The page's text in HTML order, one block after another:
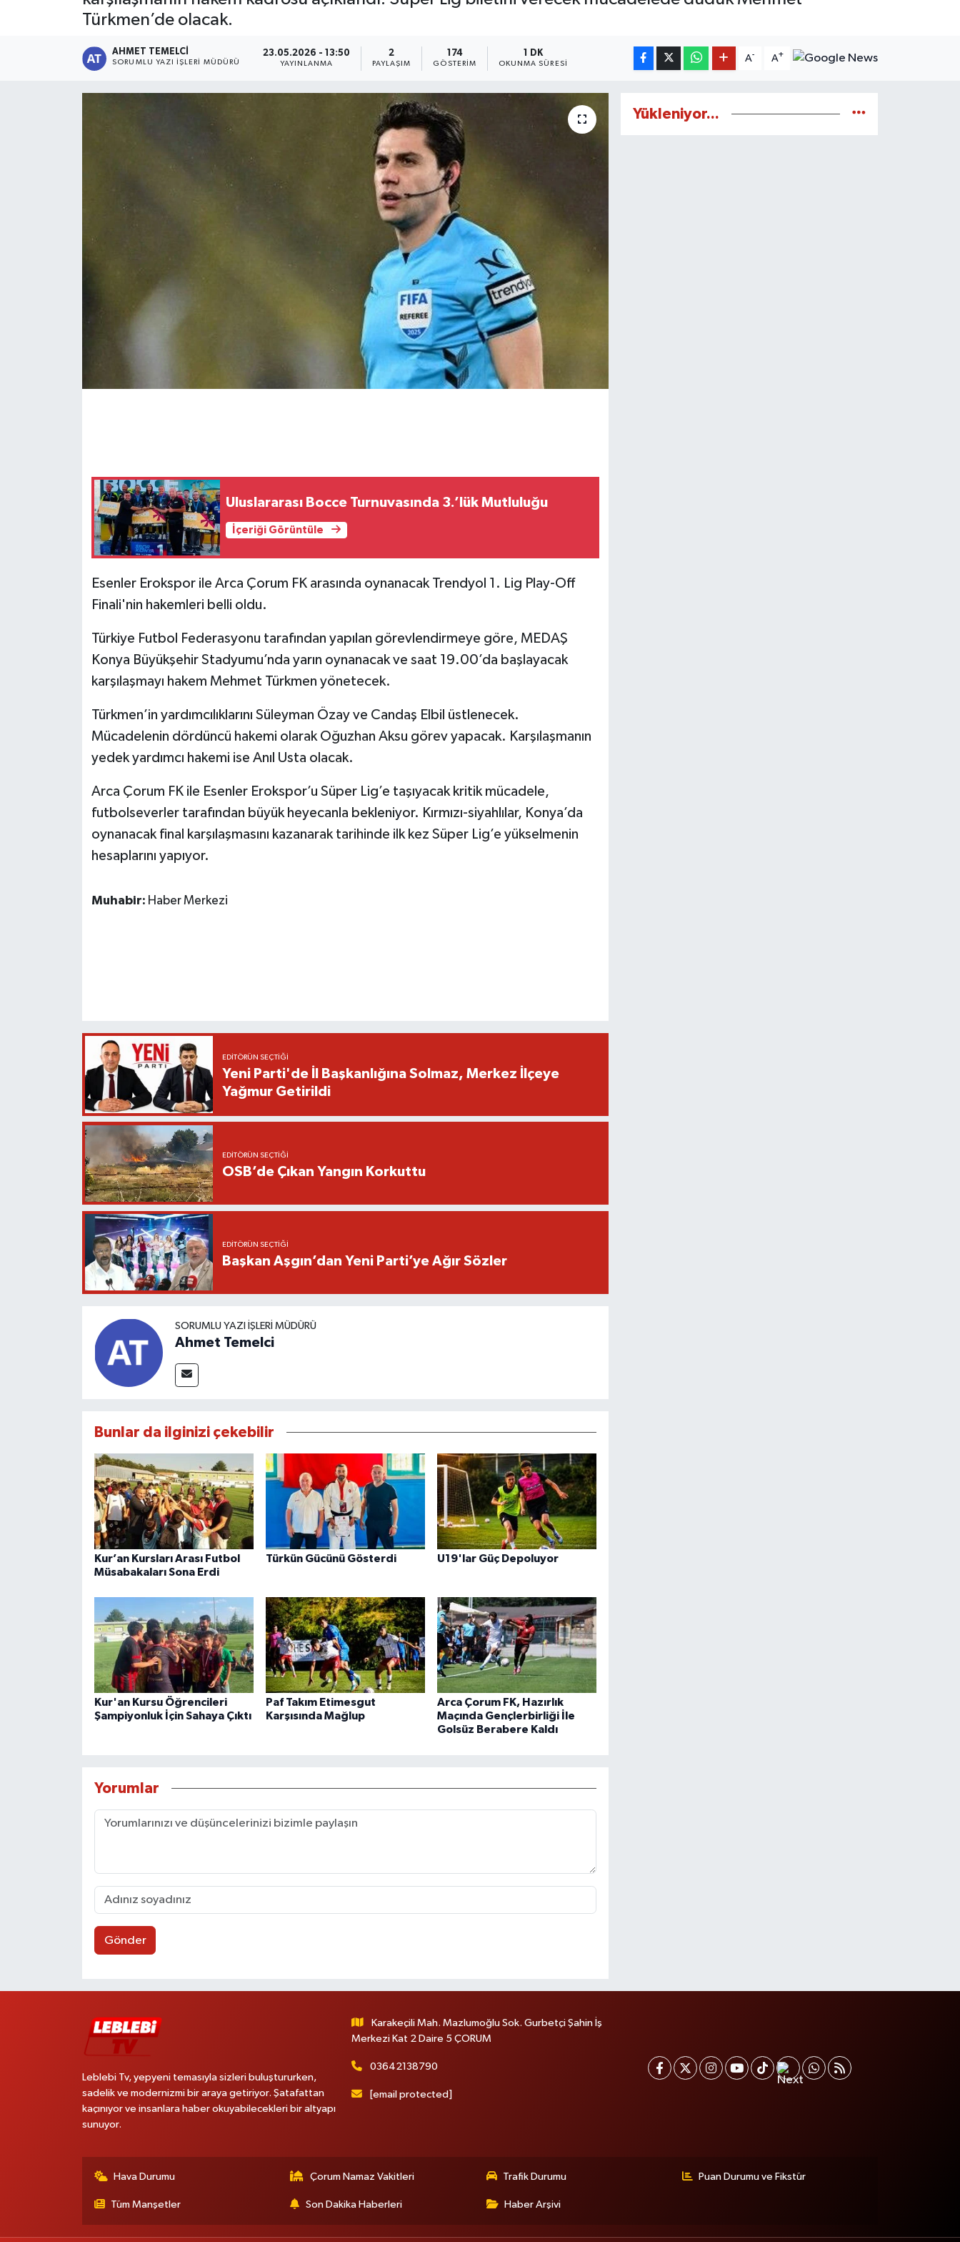
Türkmen’de olacak.
AHMET TEMELCI
SORUMLU YAZI İŞLERI MÜDÜRÜ
23.05.2026 - 13:50
YAYINLANMA
2
PAYLAŞIM
174
GÖSTERIM
1 DK
OKUNMA SÜRESI
A- A+
Uluslararası Bocce Turnuvasında 3.’lük Mutluluğu
İçeriği Görüntüle
Esenler Erokspor ile Arca Çorum FK arasında oynanacak Trendyol 1. Lig Play-Off
Finali'nin hakemleri belli oldu.
Türkiye Futbol Federasyonu tarafından yapılan görevlendirmeye göre, MEDAŞ
Konya Büyükşehir Stadyumu’nda yarın oynanacak ve saat 19.00’da başlayacak
karşılaşmayı hakem Mehmet Türkmen yönetecek.
Türkmen’in yardımcılıklarını Süleyman Özay ve Candaş Elbil üstlenecek.
Mücadelenin dördüncü hakemi olarak Oğuzhan Aksu görev yapacak. Karşılaşmanın
yedek yardımcı hakemi ise Anıl Usta olacak.
Arca Çorum FK ile Esenler Erokspor’u Süper Lig’e taşıyacak kritik mücadele,
futbolseverler tarafından büyük heyecanla bekleniyor. Kırmızı-siyahlılar, Konya’da
oynanacak final karşılaşmasını kazanarak tarihinde ilk kez Süper Lig’e yükselmenin
hesaplarını yapıyor.
Muhabir: Haber Merkezi
EDITÖRÜN SEÇTIĞI
Yeni Parti'de İl Başkanlığına Solmaz, Merkez İlçeye
Yağmur Getirildi
EDITÖRÜN SEÇTIĞI
OSB’de Çıkan Yangın Korkuttu
EDITÖRÜN SEÇTIĞI
Başkan Aşgın’dan Yeni Parti’ye Ağır Sözler
SORUMLU YAZI İŞLERI MÜDÜRÜ
Ahmet Temelci
Bunlar da ilginizi çekebilir
Kur’an Kursları Arası Futbol
Müsabakaları Sona Erdi
Türkün Gücünü Gösterdi U19'lar Güç Depoluyor
Kur'an Kursu Öğrencileri
Şampiyonluk İçin Sahaya Çıktı
Paf Takım Etimesgut
Karşısında Mağlup
Arca Çorum FK, Hazırlık
Maçında Gençlerbirliği İle
Golsüz Berabere Kaldı
Yorumlar
Gönder
Yükleniyor...
Leblebi Tv, yepyeni temasıyla sizleri buluştururken,
sadelik ve modernizmi bir araya getiriyor. Şatafattan
kaçınıyor ve insanlara haber okuyabilecekleri bir altyapı
sunuyor.
Karakeçili Mah. Mazlumoğlu Sok. Gurbetçi Şahin İş
Merkezi Kat 2 Daire 5 ÇORUM
03642138790
[email protected]
Hava Durumu Çorum Namaz Vakitleri Trafik Durumu Puan Durumu ve Fikstür
Tüm Manşetler Son Dakika Haberleri Haber Arşivi